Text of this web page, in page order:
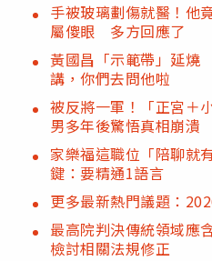
手被玻璃劃傷就醫！他
屬傻眼 多方回應了
黃國昌「示範帶」延
講，你們去問他啦
被反將一軍！「正宮
男多年後驚悟真相崩潰
家樂福這職位「陪聊就
鍵：要精通1語言
更多最新熱門議題：
最高院判決傳統領域
檢討相關法規修正